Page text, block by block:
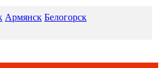
Армянск Белогорск